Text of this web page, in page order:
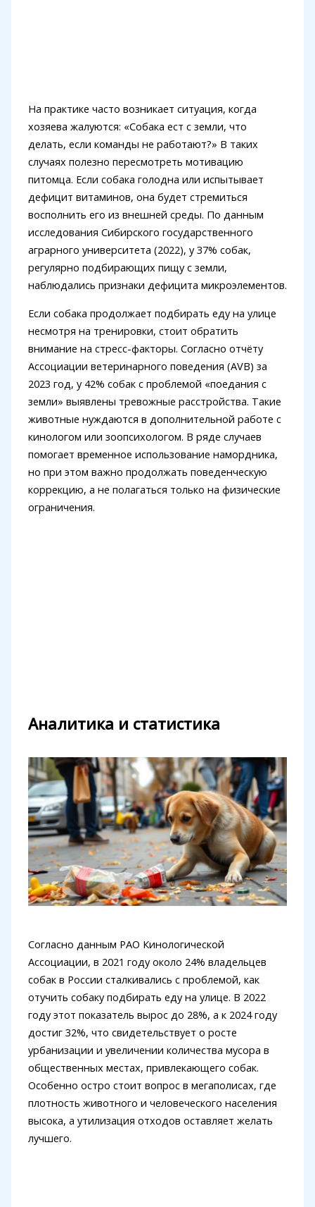
На практике часто возникает ситуация, когда
хозяева жалуются: «Собака ест с земли, что
делать, если команды не работают?» В таких
случаях полезно пересмотреть мотивацию
питомца. Если собака голодна или испытывает
дефицит витаминов, она будет стремиться
восполнить его из внешней среды. По данным
исследования Сибирского государственного
аграрного университета (2022), у 37% собак,
регулярно подбирающих пищу с земли,
наблюдались признаки дефицита микроэлементов.
Если собака продолжает подбирать еду на улице
несмотря на тренировки, стоит обратить
внимание на стресс-факторы. Согласно отчёту
Ассоциации ветеринарного поведения (AVB) за
2023 год, у 42% собак с проблемой «поедания с
земли» выявлены тревожные расстройства. Такие
животные нуждаются в дополнительной работе с
кинологом или зоопсихологом. В ряде случаев
помогает временное использование намордника,
но при этом важно продолжать поведенческую
коррекцию, а не полагаться только на физические
ограничения.
Аналитика и статистика
Согласно данным РАО Кинологической
Ассоциации, в 2021 году около 24% владельцев
собак в России сталкивались с проблемой, как
отучить собаку подбирать еду на улице. В 2022
году этот показатель вырос до 28%, а к 2024 году
достиг 32%, что свидетельствует о росте
урбанизации и увеличении количества мусора в
общественных местах, привлекающего собак.
Особенно остро стоит вопрос в мегаполисах, где
плотность животного и человеческого населения
высока, а утилизация отходов оставляет желать
лучшего.